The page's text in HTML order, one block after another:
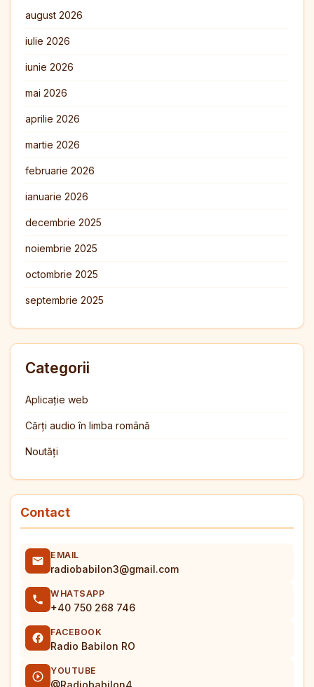
august 2026
iulie 2026
iunie 2026
mai 2026
aprilie 2026
martie 2026
februarie 2026
ianuarie 2026
decembrie 2025
noiembrie 2025
octombrie 2025
septembrie 2025
Categorii
Aplicație web
Cărți audio în limba română
Noutăți
Contact
EMAIL
radiobabilon3@gmail.com
WHATSAPP
+40 750 268 746
FACEBOOK
Radio Babilon RO
YOUTUBE
@Radiobabilon4